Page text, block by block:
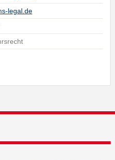
legal.de